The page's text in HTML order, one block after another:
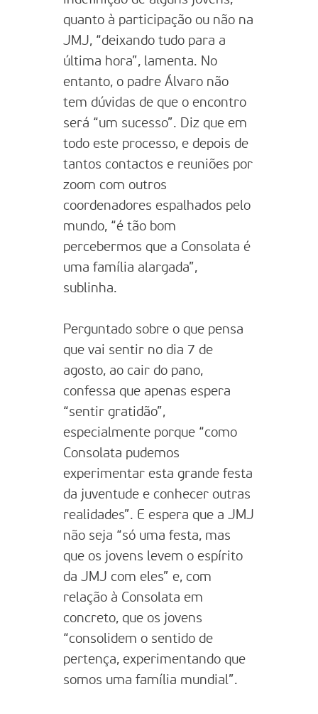
quanto à participação ou não na
JMJ, “deixando tudo para a
última hora”, lamenta. No
entanto, o padre Álvaro não
tem dúvidas de que o encontro
será “um sucesso”. Diz que em
todo este processo, e depois de
tantos contactos e reuniões por
zoom com outros
coordenadores espalhados pelo
mundo, “é tão bom
percebermos que a Consolata é
uma família alargada”,
sublinha.
Perguntado sobre o que pensa
que vai sentir no dia 7 de
agosto, ao cair do pano,
confessa que apenas espera
“sentir gratidão”,
especialmente porque “como
Consolata pudemos
experimentar esta grande festa
da juventude e conhecer outras
realidades”. E espera que a JMJ
não seja “só uma festa, mas
que os jovens levem o espírito
da JMJ com eles” e, com
relação à Consolata em
concreto, que os jovens
“consolidem o sentido de
pertença, experimentando que
somos uma família mundial”.